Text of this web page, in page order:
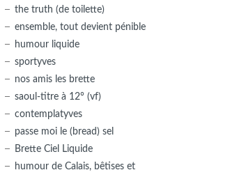
the truth (de toilette)
ensemble, tout devient pénible
humour liquide
sportyves
nos amis les brette
saoul-titre à 12° (vf)
contemplatyves
passe moi le (bread) sel
Brette Ciel Liquide
humour de Calais, bêtises et